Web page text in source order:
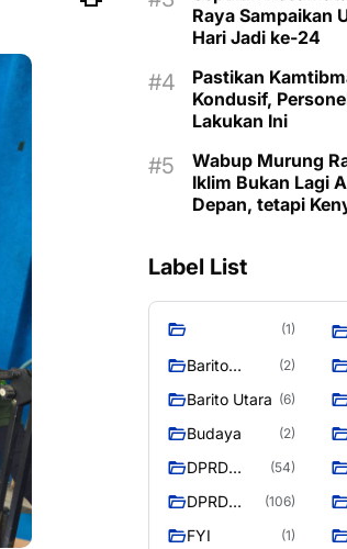
Raya Sampaikan
Hari Jadi ke-24
Pastikan
Kondusif,
Lakukan Ini
Wabup Murung
Iklim Bukan Lagi
Depan, tetapi
Label List
(1)
Barito
(2)
Barito Utara (6)
Budaya (2)
DPRD
Utara
(54)
DPRD
(106)
FYI (1)